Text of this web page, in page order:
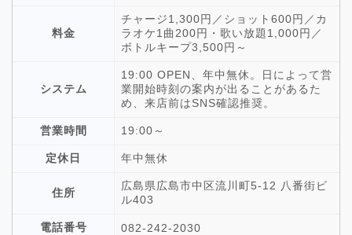
料金
チャージ1,300円／ショット600円／カ
ラオケ1曲200円・歌い放題1,000円／
ボトルキープ3,500円～
システム
19:00 OPEN、年中無休。日によって営
業開始時刻の案内が出ることがあるた
め、来店前はSNS確認推奨。
営業時間 19:00～
定休日 年中無休
住所
広島県広島市中区流川町5-12 八番街ビ
ル403
電話番号 082-242-2030